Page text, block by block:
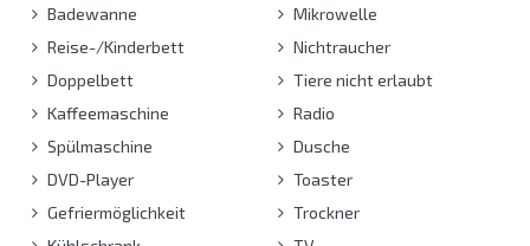
Badewanne
Reise-/Kinderbett
Doppelbett
Kaffeemaschine
Spülmaschine
DVD-Player
Gefriermöglichkeit
Mikrowelle
Nichtraucher
Tiere nicht erlaubt
Radio
Dusche
Toaster
Trockner